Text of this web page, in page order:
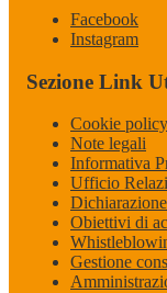
Facebook
Instagram
Sezione Link
Cookie policy
Note legali
Informativa
Ufficio
Obiettivi di
Gestione